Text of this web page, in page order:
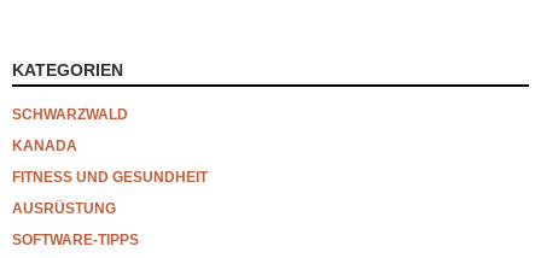
KATEGORIEN
SCHWARZWALD
KANADA
FITNESS UND GESUNDHEIT
AUSRÜSTUNG
SOFTWARE-TIPPS